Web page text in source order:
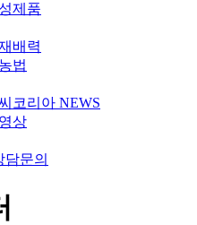
제품
배력
법
코리아 NEWS
상
담문의